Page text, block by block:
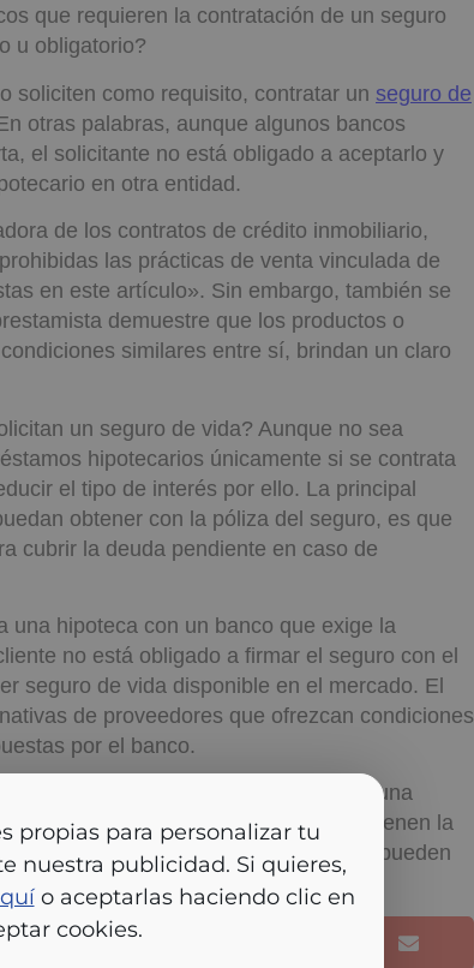
para personalizar tu experiencia
Si quieres, puedes configurarlas
clic en Aceptar cookies.
que requieren la contratación de un seguro
u obligatorio?
soliciten como requisito, contratar un seguro de
otras palabras, aunque algunos bancos
el solicitante no está obligado a aceptarlo y
en otra entidad.
de los contratos de crédito inmobiliario,
las prácticas de venta vinculada de
en este artículo». Sin embargo, también se
demuestre que los productos o
similares entre sí, brindan un claro
un seguro de vida? Aunque no sea
hipotecarios únicamente si se contrata
el tipo de interés por ello. La principal
obtener con la póliza del seguro, es que
cubrir la deuda pendiente en caso de
una hipoteca con un banco que exige la
no está obligado a firmar el seguro con el
seguro de vida disponible en el mercado. El
de proveedores que ofrezcan condiciones
por el banco.
un
al conceder una
con el banco. Los compradores tienen la
seguro de vida y, en caso afirmativo, pueden
el mercado.